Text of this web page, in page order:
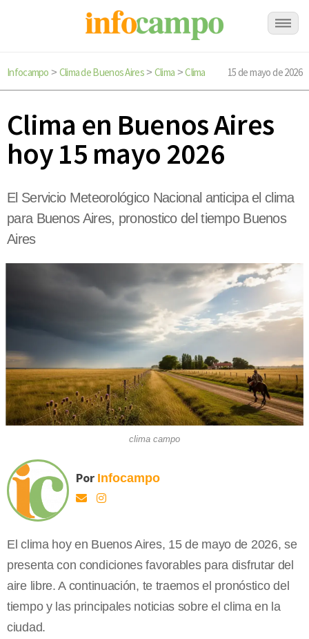
Infocampo > Clima de Buenos Aires> Clima >Clima 15 de mayo de 2026
Clima en Buenos Aires
hoy 15 mayo 2026
El Servicio Meteorológico Nacional anticipa el clima
para Buenos Aires, pronostico del tiempo Buenos
Aires
clima campo
Por Infocampo
El clima hoy en Buenos Aires, 15 de mayo de 2026, se
presenta con condiciones favorables para disfrutar del
aire libre. A continuación, te traemos el pronóstico del
tiempo y las principales noticias sobre el clima en la
ciudad.